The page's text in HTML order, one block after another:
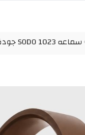
سماعه SODO 1023 جودة عالية